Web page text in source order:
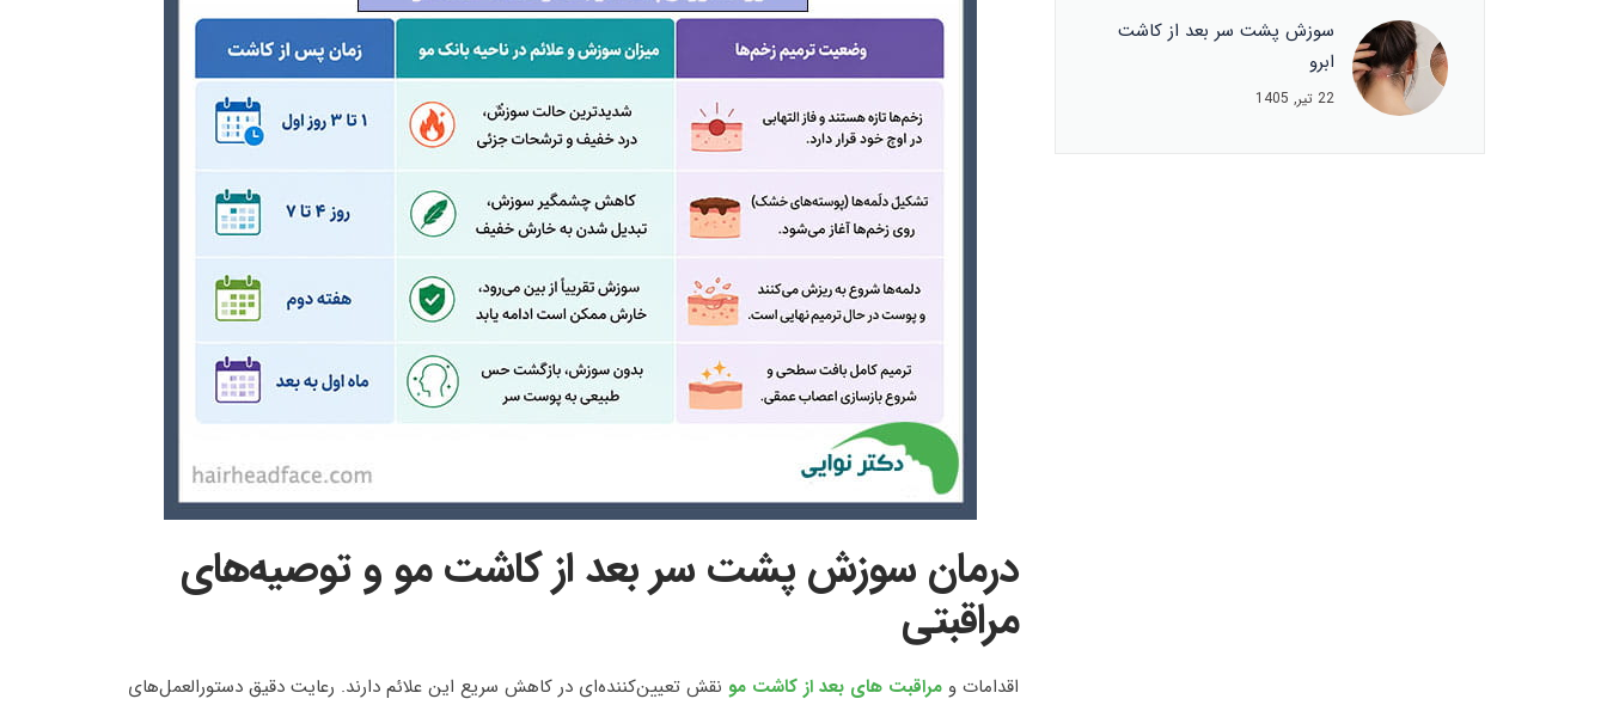
درمان سوزش پشت سر بعد از کاشت مو و توصیه‌های
مراقبتی
اقدامات و مراقبت های بعد از کاشت مو نقش تعیین‌کننده‌ای در کاهش سریع این علائم دارند. رعایت دقیق دستورالعمل‌های
سوزش پشت سر بعد از کاشت
ابرو
22 تیر, 1405